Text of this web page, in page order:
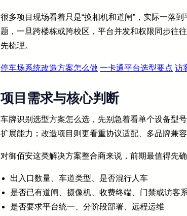
很多项目现场看着只是“换相机和道闸”，实际一落
题，一旦跨楼栋或跨校区，平台并发和权限同步往
先梳理。
停车场系统改造方案怎么做 一卡通平台选型要点 访
项目需求与核心判断
车牌识别选型方案怎么选，先别急着看单个设备型
扩展能力；改造项目则更看重协议适配、多品牌兼容
对御佰安这类解决方案整合商来说，前期最值得先
出入口数量、车道类型、是否混行人车
是否已有道闸、摄像机、收费终端、门禁或访客
是否要求平台统一、分阶段部署、远程运维